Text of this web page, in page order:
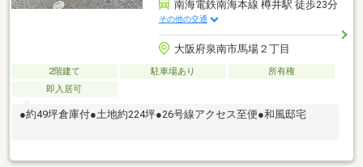
南海電鉄南海本線 樽井駅 徒歩23分
その他の交通
大阪府泉南市馬場２丁目
2階建て 駐車場あり
所有権
即入居可
●約49坪倉庫付●土地約224坪●26号線アクセス至便●和風邸宅